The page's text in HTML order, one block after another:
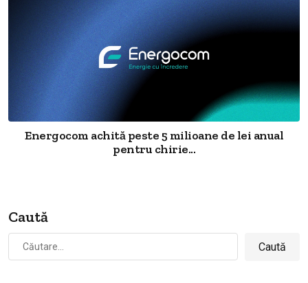
Energocom achită peste 5 milioane de lei anual
pentru chirie...
Caută
Caută
după: